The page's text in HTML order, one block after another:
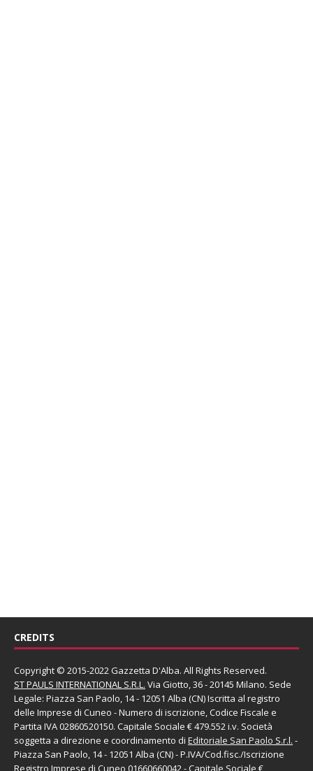
CREDITS
Copyright © 2015-2022 Gazzetta D'Alba. All Rights Reserved.
ST PAULS INTERNATIONAL S.R.L. Via Giotto, 36 - 20145 Milano. Sede
Legale: Piazza San Paolo, 14 - 12051 Alba (CN) Iscritta al registro
delle Imprese di Cuneo - Numero di iscrizione, Codice Fiscale e
Partita IVA 02860520150. Capitale Sociale € 479.552 i.v. Società
soggetta a direzione e coordinamento di Editoriale San Paolo S.r.l. -
Piazza San Paolo, 14 - 12051 Alba (CN) - P.IVA/Cod.fisc./Iscrizione
Registro Imprese di Cuneo 01660660042 - Capitale Sociale €